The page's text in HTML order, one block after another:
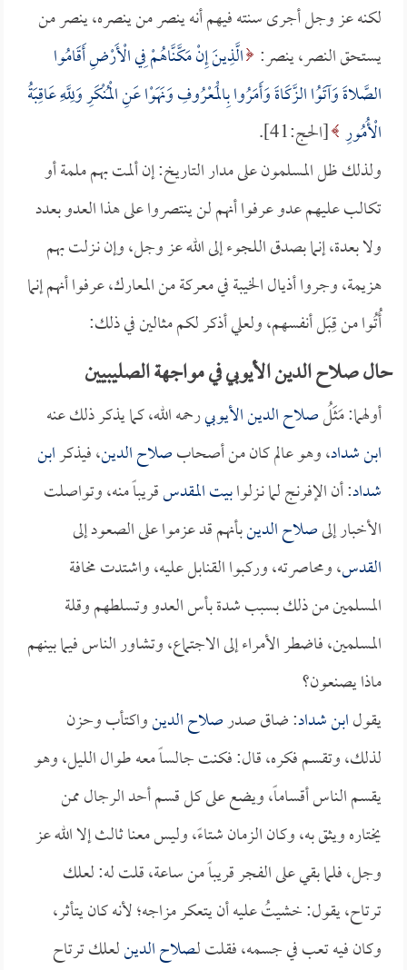
لكنه عز وجل أجرى سنته فيهم أنه ينصر من ينصره، ينصر من
يستحق النصر، ينصر: الَّذِينَ إِنْ مَكَّنَّاهُمْ فِي الْأَرْضِ أَقَامُوا
الصَّلاةَ وَآتَوُا الزَّكَاةَ وَأَمَرُوا بِالْمَعْرُوفِ وَنَهَوْا عَنِ الْمُنْكَرِ وَلِلَّهِ عَاقِبَةُ
الْأُمُورِ [الحج:41].
ولذلك ظل المسلمون على مدار التاريخ: إن ألمت بهم ملمة أو
تكالب عليهم عدو عرفوا أنهم لن ينتصروا على هذا العدو بعدد
ولا بعدة، إنما بصدق اللجوء إلى الله عز وجل، وإن نـزلت بهم
هزيمة، وجروا أذيال الخيبة في معركة من المعارك، عرفوا أنهم إنما
أُتُوا من قِبَل أنفسهم، ولعلي أذكر لكم مثالين في ذلك:
حال صلاح الدين الأيوبي في مواجهة الصليبيين
أولهما: مَثَلُصلاح الدين الأيوبيرحمه الله، كما يذكر ذلك عنه
ابن شداد، وهو عالم كان من أصحابصلاح الدين، فيذكرابن
شداد: أن الإفرنج لما نـزلوابيت المقدسقريباً منه، وتواصلت
الأخبار إلىصلاح الدينبأنهم قد عزموا على الصعود إلى
القدس، ومحاصرته، وركبوا القنابل عليه، واشتدت مخافة
المسلمين من ذلك بسبب شدة بأس العدو وتسلطهم وقلة
المسلمين، فاضطر الأمراء إلى الاجتماع، وتشاور الناس فيما بينهم
ماذا يصنعون؟
يقولابن شداد: ضاق صدرصلاح الدينواكتأب وحزن
لذلك، وتقسم فكره، قال: فكنت جالساً معه طوال الليل، وهو
يقسم الناس أقساماً، ويضع على كل قسم أحد الرجال ممن
يختاره ويثق به، وكان الزمان شتاءً، وليس معنا ثالث إلا الله عز
وجل، فلما بقي على الفجر قريباً من ساعة، قلت له: لعلك
ترتاح، يقول: خشيتُ عليه أن يتعكر مزاجه؛ لأنه كان يتأثر،
وكان فيه تعب في جسمه، فقلت لـصلاح الدينلعلك ترتاح